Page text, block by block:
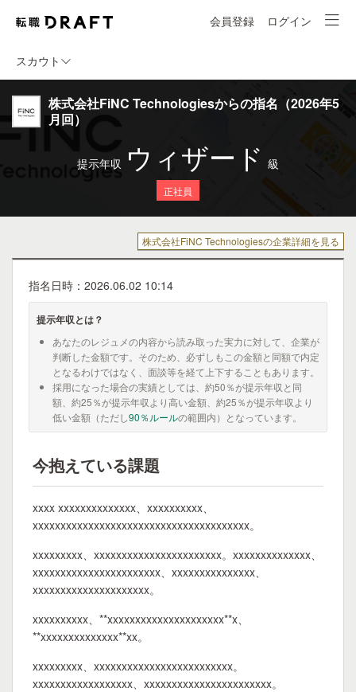
会員登録 ログイン
スカウト
株式会社FiNC Technologiesからの指名（2026年5
月回）
提示年収 ウィザード 級
正社員
株式会社FiNC Technologiesの企業詳細を見る
指名日時：2026.06.02 10:14
提示年収とは？
あなたのレジュメの内容から読み取った実力に対して、企業が
判断した金額です。そのため、必ずしもこの金額と同額で内定
となるわけではなく、面談等を経て上下することもあります。
採用になった場合の実績としては、約50％が提示年収と同
額、約25％が提示年収より高い金額、約25％が提示年収より
低い金額（ただし90％ルールの範囲内）となっています。
今抱えている課題
xxxx xxxxxxxxxxxxxx、xxxxxxxxxx、
xxxxxxxxxxxxxxxxxxxxxxxxxxxxxxxxxxxxxxx。
xxxxxxxxx、xxxxxxxxxxxxxxxxxxxxxxx。xxxxxxxxxxxxxx、
xxxxxxxxxxxxxxxxxxxxxxx、xxxxxxxxxxxxxxx、
xxxxxxxxxxxxxxxxxxxxx。
xxxxxxxxxx、**xxxxxxxxxxxxxxxxxxxxx**x、
**xxxxxxxxxxxxxx**xx。
xxxxxxxxx、xxxxxxxxxxxxxxxxxxxxxxxxx。
xxxxxxxxxxxxxxxxxx、xxxxxxxxxxxxxxxxxxxxxxx。